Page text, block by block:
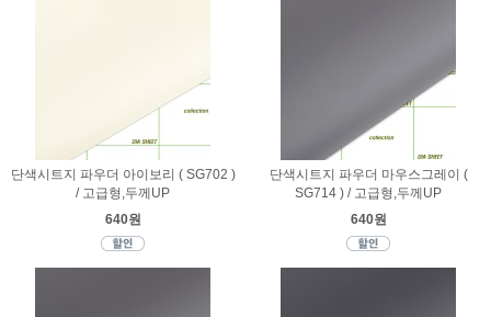
단색시트지 파우더 아이보리 ( SG702 )
/ 고급형,두께UP
640원
단색시트지 파우더 마우스그레이 (
SG714 ) / 고급형,두께UP
640원